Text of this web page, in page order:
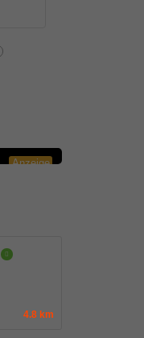
Anzeige
4.8 km